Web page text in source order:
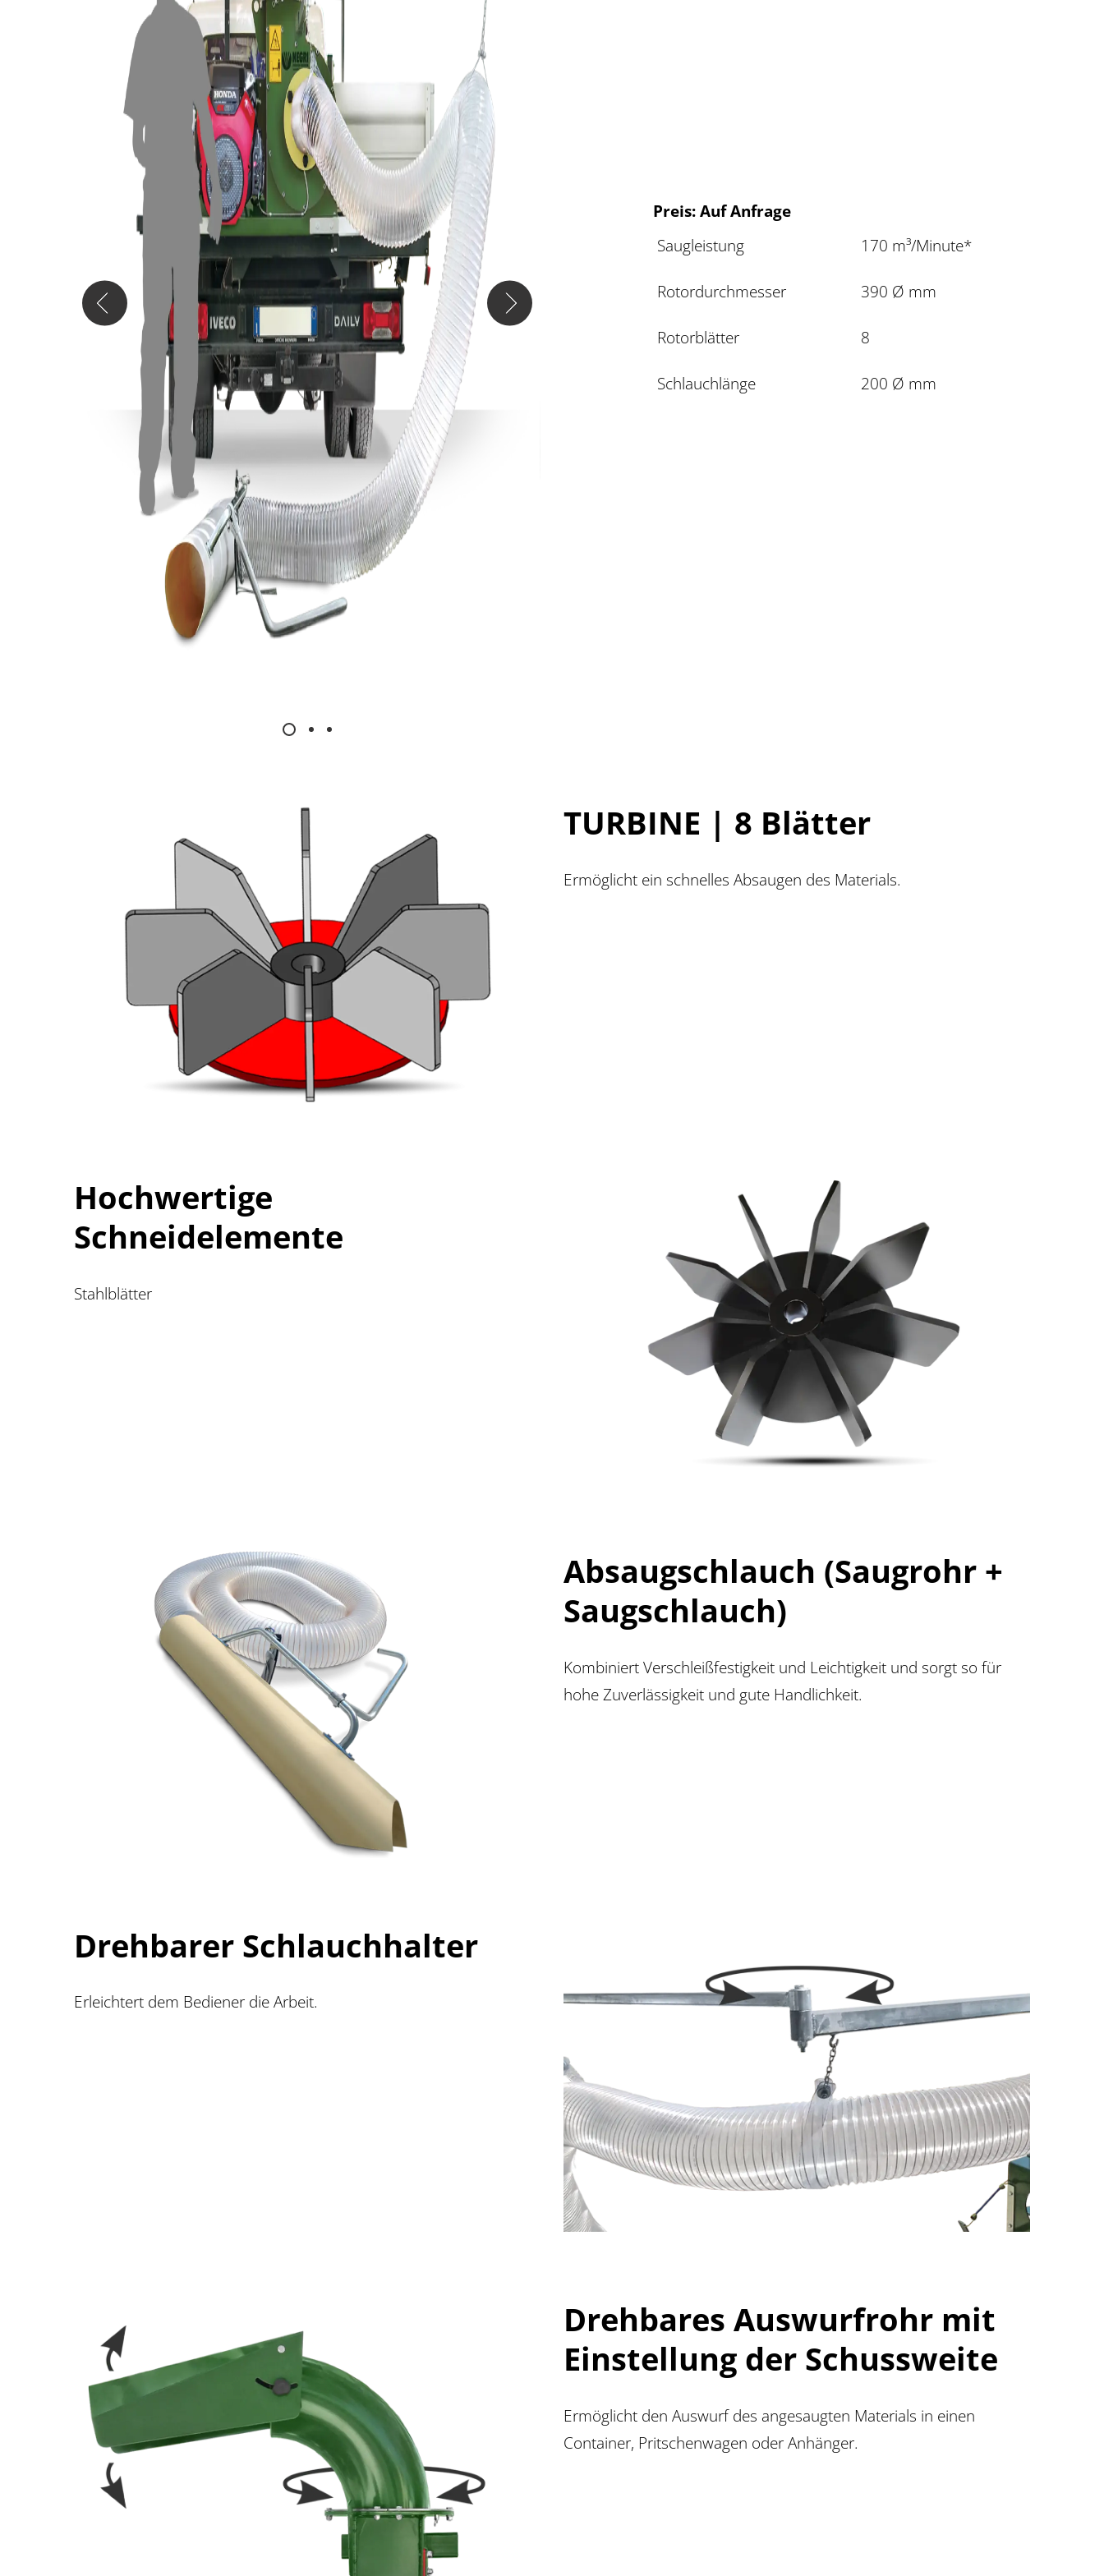
Preis: Auf Anfrage
Saugleistung
170 m³/Minute*
Rotordurchmesser 390 Ø mm
Rotorblätter 8
Schlauchlänge 200 Ø mm
TURBINE | 8 Blätter
Ermöglicht ein schnelles Absaugen des Materials.
Hochwertige
Schneidelemente
Stahlblätter
Absaugschlauch (Saugrohr +
Saugschlauch)
Kombiniert Verschleißfestigkeit und Leichtigkeit und sorgt so für
hohe Zuverlässigkeit und gute Handlichkeit.
Drehbarer Schlauchhalter
Erleichtert dem Bediener die Arbeit.
Drehbares Auswurfrohr mit
Einstellung der Schussweite
Ermöglicht den Auswurf des angesaugten Materials in einen
Container, Pritschenwagen oder Anhänger.